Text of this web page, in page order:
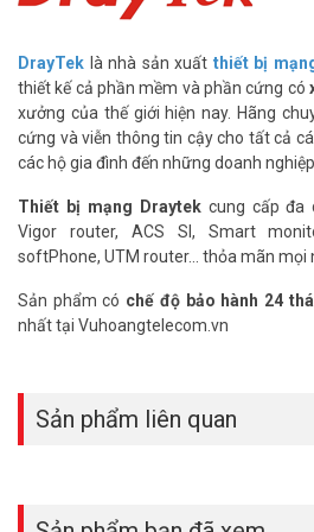
ngoài ra quản trị viên có thể thiết lập
trang web cụ thể. Dịch vụ CYREN liên
loại của họ, bản dùng thử 30 ngày
mỗi router.
Là máy chủ VPN mạnh
qua mạng
Vigor 2952 Series hỗ trợ tất cả các
VPN. Vigor2952 Series hỗ trợ VPN
cậy của các kết nối VPN, cũng như cho
High Availability
Để đảm bảo độ tin cậy kết nối,
năng High Availability và cho phép bổ
động và cung cấp kết nối Internet với
DrayTek là nhà sản xuất thiết bị
thiết kế cả phần mềm và phần cứng có
xưởng của thế giới hiện nay. Hãng
cứng và viễn thông tin cậy cho tất cả
các hộ gia đình đến những doanh
Thiết bị mạng Draytekcung cấp đa
Vigor router, ACS SI, Smart
softPhone, UTM router... thỏa mãn mọi
Sản phẩm có chế độ bảo hành 24
nhất tại Vuhoangtelecom.vn
Sản phẩm liên quan